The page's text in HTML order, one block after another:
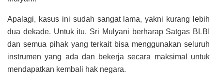
Apalagi, kasus ini sudah sangat lama, yakni kurang lebih
dua dekade. Untuk itu, Sri Mulyani berharap Satgas BLBI
dan semua pihak yang terkait bisa menggunakan seluruh
instrumen yang ada dan bekerja secara maksimal untuk
mendapatkan kembali hak negara.